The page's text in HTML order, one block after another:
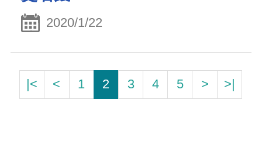
2020/1/22
|< < 1 2 3 4 5 > >|